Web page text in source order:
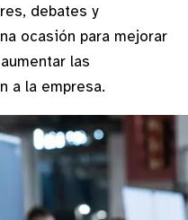
debates y
ocasión para mejorar
las
a la empresa.